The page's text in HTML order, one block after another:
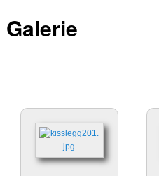
Galerie